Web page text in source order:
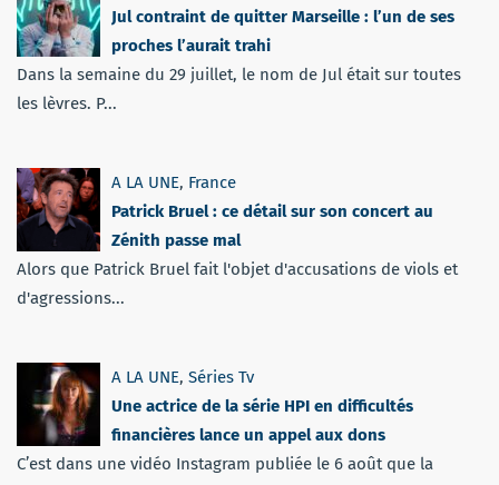
Jul contraint de quitter Marseille : l’un de ses
proches l’aurait trahi
Dans la semaine du 29 juillet, le nom de Jul était sur toutes
les lèvres. P...
A LA UNE, France
Patrick Bruel : ce détail sur son concert au
Zénith passe mal
Alors que Patrick Bruel fait l'objet d'accusations de viols et
d'agressions...
A LA UNE, Séries Tv
Une actrice de la série HPI en difficultés
financières lance un appel aux dons
C’est dans une vidéo Instagram publiée le 6 août que la